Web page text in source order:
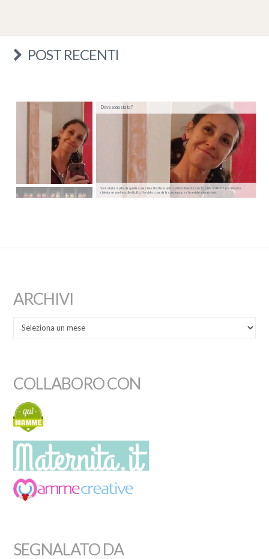
POST RECENTI
Sono stata rapita da quella cosa che ci batte in petto. Vi ho dimenticate. E poi ricordate. E poi mi sono
chiesta se venire a dirvi tutto. Ho visto cosa sia la coscienza, e che esiste solo amore.
Dove sono stata?
ARCHIVI
COLLABORO CON
SEGNALATO DA